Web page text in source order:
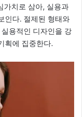
가치로 삼아, 실용과
인다. 절제된 형태와
용적인 디자인을 강
획에 집중한다.